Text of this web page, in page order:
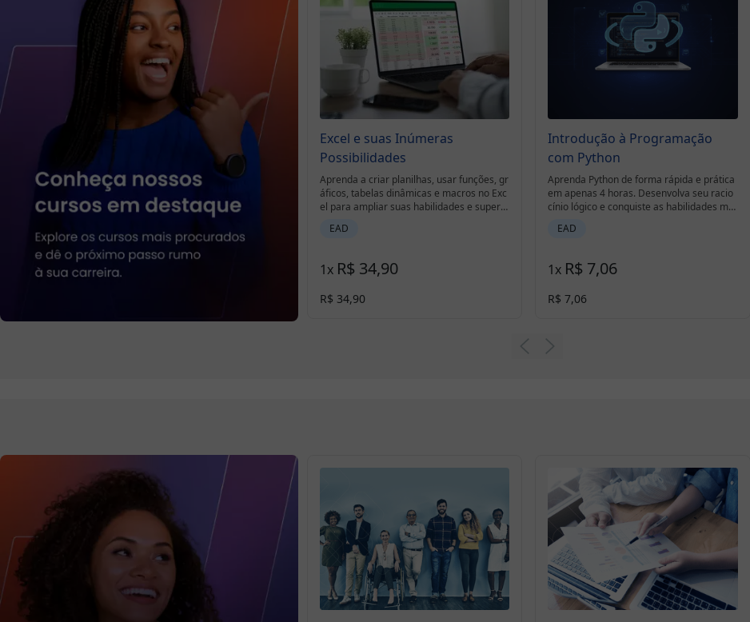
Excel e suas Inúmeras
Possibilidades
Aprenda a criar planilhas, usar funções, gr
áficos, tabelas dinâmicas e macros no Exc
el para ampliar suas habilidades e supera
EAD
1x R$ 34,90
R$ 34,90
Introdução à Programação
com Python
Aprenda Python de forma rápida e prática
em apenas 4 horas. Desenvolva seu racio
cínio lógico e conquiste as habilidades mai
EAD
1x R$ 7,06
R$ 7,06